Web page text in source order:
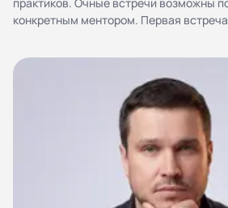
конкретным ментором. Первая
Согласие на обработку